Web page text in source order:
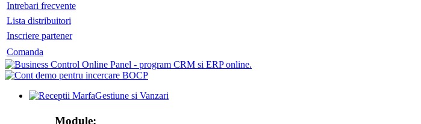
Intrebari frecvente
Lista distribuitori
Inscriere partener
Comanda
Gestiune si Vanzari
Module: